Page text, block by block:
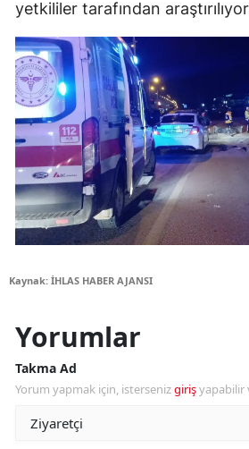
yetkililer tarafından
Kaynak: İHLAS HABER AJANSI
Yorumlar
Takma Ad
Yorum yapmak için, istersenizgirişyapabilir